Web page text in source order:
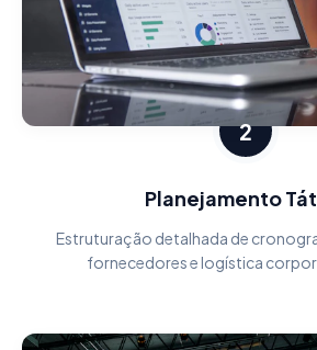
2
Planejamento
Estruturação detalhada de
fornecedores e logística